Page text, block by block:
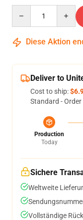
Diese Aktion
Deliver to
Cost to ship:
Standard -
Production
Today
Sichere
Weltweite
Vollständige